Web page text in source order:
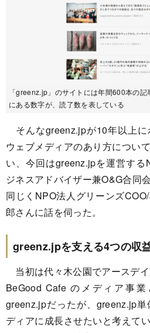
「greenz.jp」のサイトには年間600本の
にある数字が、読了数を表している
そんなgreenz.jpが10年以上
ウェブメディアのあり方につい
い、今回はgreenz.jpを運営す
ジネスアドバイザー兼O&G合同
同じくNPO法人グリーンズ
郎さんに話を伺った。
greenz.jpを支える4つの収
当初は代々木公園でアースデ
BeGood Cafe のメディア事
greenz.jpだったが、greenz.jp
ディアに成長させたいと考えて